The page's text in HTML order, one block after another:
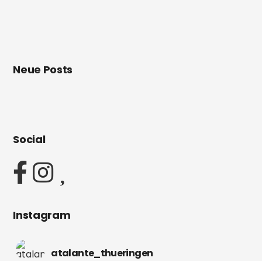
Neue Posts
Social
Instagram
atalante_thueringen